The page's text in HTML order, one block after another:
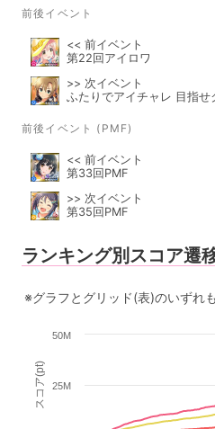
前後イベント
<< 前イベント
第22回アイロワ
>> 次イベント
ふたりでアイチャレ 目指せ
前後イベント (PMF)
<< 前イベント
第33回PMF
>> 次イベント
第35回PMF
ランキング別スコア遷
※グラフとグリッド(表)のいずれ
スコア(pt) 25M
50M